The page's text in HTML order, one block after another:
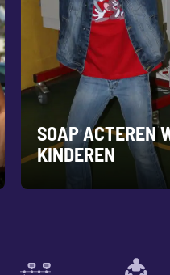
SOAP ACTEREN
KINDEREN